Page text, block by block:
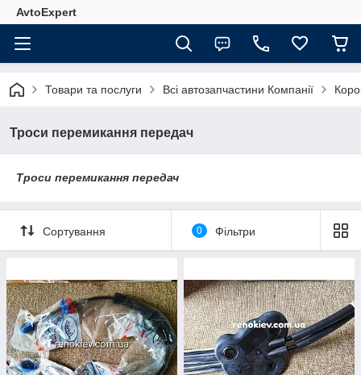
AvtoExpert
Товари та послуги Всі автозапчастини Компанії
Троси перемикання передач
Троси перемикання передач
Сортування 0 Фільтри